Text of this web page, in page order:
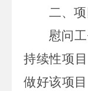
二、
慰问
持续性项
做好该项